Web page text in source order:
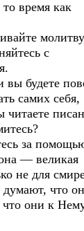
время как
с
будете
самих себя,
читаете
за
— великая
не для
что
что они к